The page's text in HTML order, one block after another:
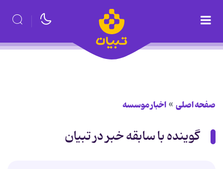
صفحه اصلی اخبار موسسه
گوینده با سابقه خبر در تبیان